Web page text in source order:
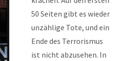
50 Seiten gibt es wieder
unzählige Tote, und ein
Ende des Terrorismus
ist nicht abzusehen. In